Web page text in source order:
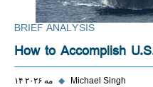
BRIEF ANALYSIS
How to Accomplish
۱۴ مه ۲۰۲۶ ◆ Michael Singh